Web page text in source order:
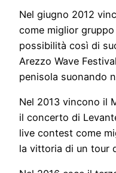
Nel giugno 2012
come miglior
possibilità così di
Arezzo Wave
penisola suonando
Nel 2013 vincono il
il concerto di
live contest come
la vittoria di un tour